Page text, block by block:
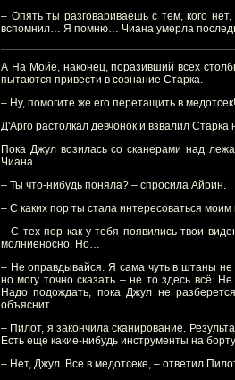
– Опять ты разговариваешь с тем, кого
вспомнил… Я помню… Чиана умерла
А На Мойе, наконец, поразивший всех
пытаются привести в сознание Старка.
– Ну, помогите же его перетащить в
Д'Арго растолкал девчонок и взвалил Старка
Пока Джул возилась со сканерами над
Чиана.
– Ты что-нибудь поняла? – спросила Айрин.
– С каких пор ты стала интересоваться
– С тех пор как у тебя появились твои
молниеносно. Но…
– Не оправдывайся. Я сама чуть в штаны
но могу точно сказать – не то здесь всё.
Надо подождать, пока Джул не
объяснит.
– Пилот, я закончила сканирование.
Есть еще какие-нибудь инструменты на
– Нет, Джул. Все в медотсеке, – ответил